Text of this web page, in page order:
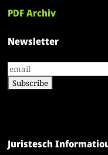
PDF Archiv
Newsletter
Juristesch